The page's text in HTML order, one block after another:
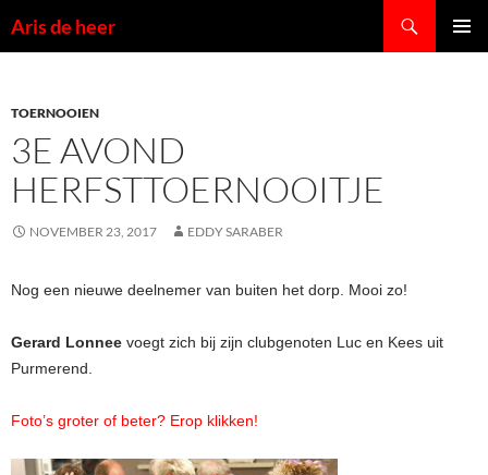
naar
Aris de heer
TOERNOOIEN
3E AVOND
HERFSTTOERNOOITJE
NOVEMBER 23, 2017 EDDY SARABER
Nog een nieuwe deelnemer van buiten het dorp. Mooi zo!
Gerard Lonnee voegt zich bij zijn clubgenoten Luc en Kees uit
Purmerend.
Foto’s groter of beter? Erop klikken!